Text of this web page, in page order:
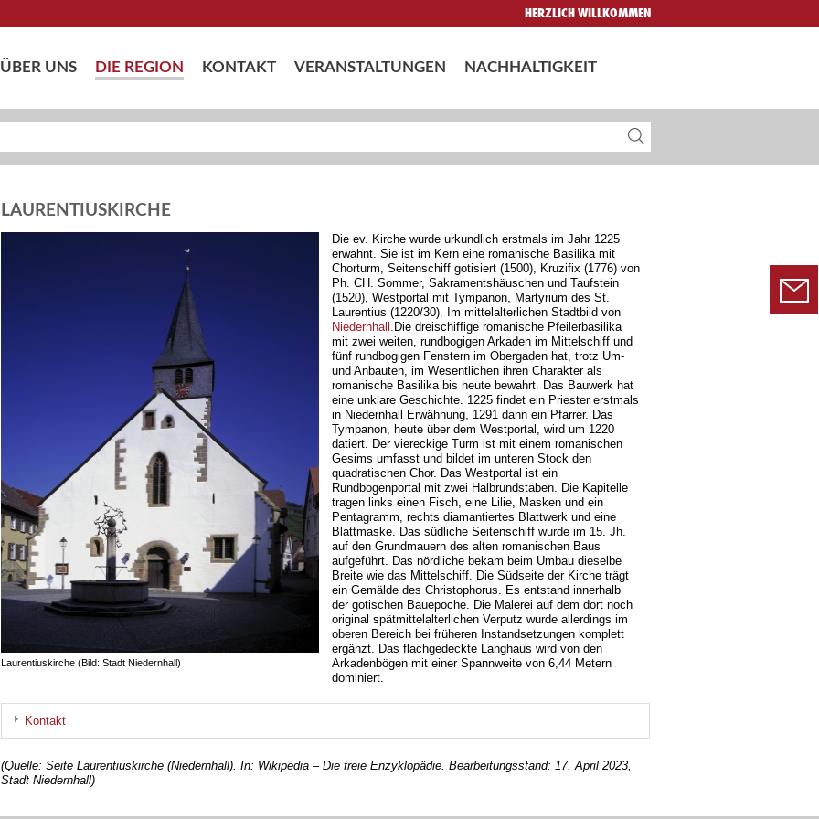
HERZLICH WILLKOMMEN
ÜBER UNS DIE REGION KONTAKT VERANSTALTUNGEN NACHHALTIGKEIT
LAURENTIUSKIRCHE
Laurentiuskirche (Bild: Stadt Niedernhall)
Die ev. Kirche wurde urkundlich erstmals im Jahr 1225
erwähnt. Sie ist im Kern eine romanische Basilika mit
Chorturm, Seitenschiff gotisiert (1500), Kruzifix (1776) von
Ph. CH. Sommer, Sakramentshäuschen und Taufstein
(1520), Westportal mit Tympanon, Martyrium des St.
Laurentius (1220/30). Im mittelalterlichen Stadtbild von
Niedernhall. Die dreischiffige romanische Pfeilerbasilika
mit zwei weiten, rundbogigen Arkaden im Mittelschiff und
fünf rundbogigen Fenstern im Obergaden hat, trotz Um-
und Anbauten, im Wesentlichen ihren Charakter als
romanische Basilika bis heute bewahrt. Das Bauwerk hat
eine unklare Geschichte. 1225 findet ein Priester erstmals
in Niedernhall Erwähnung, 1291 dann ein Pfarrer. Das
Tympanon, heute über dem Westportal, wird um 1220
datiert. Der viereckige Turm ist mit einem romanischen
Gesims umfasst und bildet im unteren Stock den
quadratischen Chor. Das Westportal ist ein
Rundbogenportal mit zwei Halbrundstäben. Die Kapitelle
tragen links einen Fisch, eine Lilie, Masken und ein
Pentagramm, rechts diamantiertes Blattwerk und eine
Blattmaske. Das südliche Seitenschiff wurde im 15. Jh.
auf den Grundmauern des alten romanischen Baus
aufgeführt. Das nördliche bekam beim Umbau dieselbe
Breite wie das Mittelschiff. Die Südseite der Kirche trägt
ein Gemälde des Christophorus. Es entstand innerhalb
der gotischen Bauepoche. Die Malerei auf dem dort noch
original spätmittelalterlichen Verputz wurde allerdings im
oberen Bereich bei früheren Instandsetzungen komplett
ergänzt. Das flachgedeckte Langhaus wird von den
Arkadenbögen mit einer Spannweite von 6,44 Metern
dominiert.
Kontakt
(Quelle: Seite Laurentiuskirche (Niedernhall). In: Wikipedia – Die freie Enzyklopädie. Bearbeitungsstand: 17. April 2023,
Stadt Niedernhall)